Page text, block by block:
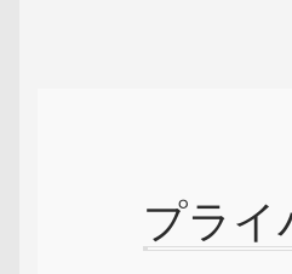
プライ